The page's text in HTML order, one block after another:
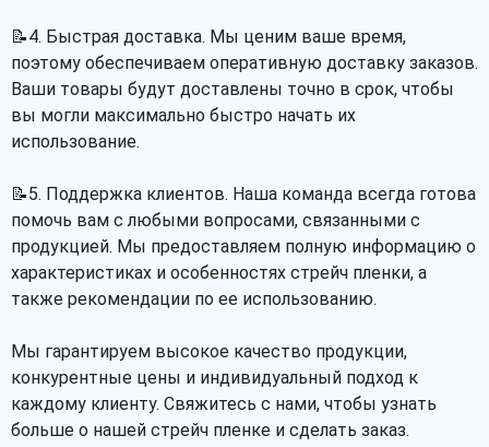
📝4. Быстрая доставка. Мы ценим ваше время,
поэтому обеспечиваем оперативную доставку заказов.
Ваши товары будут доставлены точно в срок, чтобы
вы могли максимально быстро начать их
использование.
📝5. Поддержка клиентов. Наша команда всегда готова
помочь вам с любыми вопросами, связанными с
продукцией. Мы предоставляем полную информацию о
характеристиках и особенностях стрейч пленки, а
также рекомендации по ее использованию.
Мы гарантируем высокое качество продукции,
конкурентные цены и индивидуальный подход к
каждому клиенту. Свяжитесь с нами, чтобы узнать
больше о нашей стрейч пленке и сделать заказ.